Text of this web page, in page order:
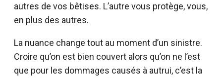
autres de vos bêtises. L’autre vous protège, vous,
en plus des autres.
La nuance change tout au moment d’un sinistre.
Croire qu’on est bien couvert alors qu’on ne l’est
que pour les dommages causés à autrui, c’est la